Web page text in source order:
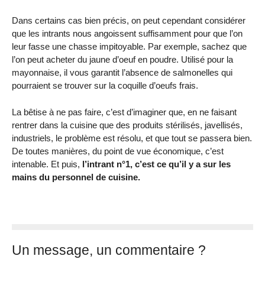
Dans certains cas bien précis, on peut cependant considérer
que les intrants nous angoissent suffisamment pour que l’on
leur fasse une chasse impitoyable. Par exemple, sachez que
l’on peut acheter du jaune d’oeuf en poudre. Utilisé pour la
mayonnaise, il vous garantit l’absence de salmonelles qui
pourraient se trouver sur la coquille d’oeufs frais.
La bêtise à ne pas faire, c’est d’imaginer que, en ne faisant
rentrer dans la cuisine que des produits stérilisés, javellisés,
industriels, le problème est résolu, et que tout se passera bien.
De toutes manières, du point de vue économique, c’est
intenable. Et puis, l’intrant n°1, c’est ce qu’il y a sur les
mains du personnel de cuisine.
Un message, un commentaire ?